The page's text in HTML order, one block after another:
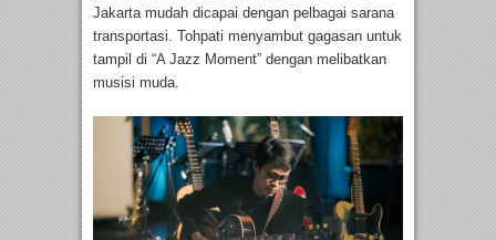
Jakarta mudah dicapai dengan pelbagai sarana
transportasi. Tohpati menyambut gagasan untuk
tampil di “A Jazz Moment” dengan melibatkan
musisi muda.